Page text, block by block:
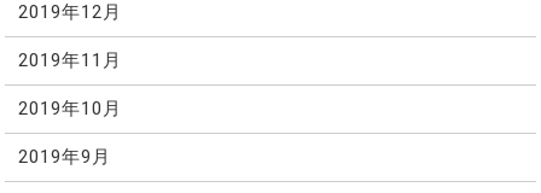
2019年12月
2019年11月
2019年10月
2019年9月